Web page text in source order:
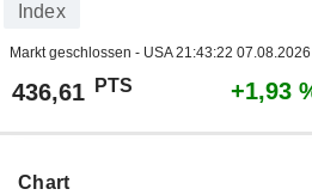
Index
Markt geschlossen - USA21:43:22 07.08.2026
436,61 PTS +1,93
Chart